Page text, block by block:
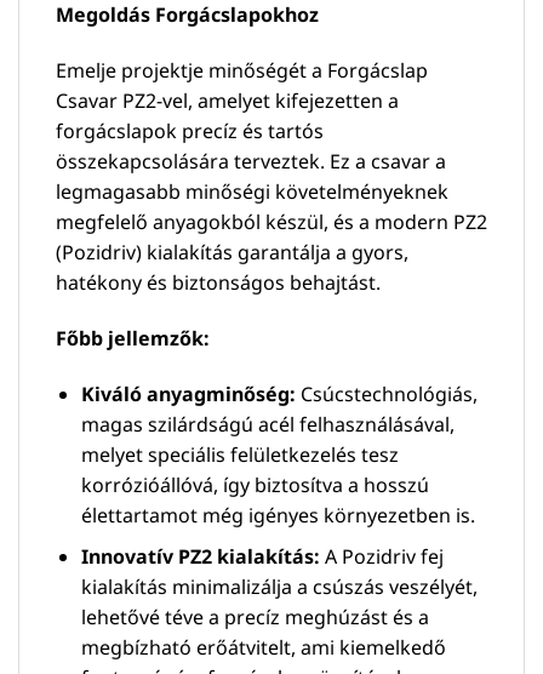
Megoldás Forgácslapokhoz
Emelje projektje minőségét a Forgácslap
Csavar PZ2-vel, amelyet kifejezetten a
forgácslapok precíz és tartós
összekapcsolására terveztek. Ez a csavar a
legmagasabb minőségi követelményeknek
megfelelő anyagokból készül, és a modern PZ2
(Pozidriv) kialakítás garantálja a gyors,
hatékony és biztonságos behajtást.
Főbb jellemzők:
Kiváló anyagminőség: Csúcstechnológiás,
magas szilárdságú acél felhasználásával,
melyet speciális felületkezelés tesz
korrózióállóvá, így biztosítva a hosszú
élettartamot még igényes környezetben is.
Innovatív PZ2 kialakítás: A Pozidriv fej
kialakítás minimalizálja a csúszás veszélyét,
lehetővé téve a precíz meghúzást és a
megbízható erőátvitelt, ami kiemelkedő